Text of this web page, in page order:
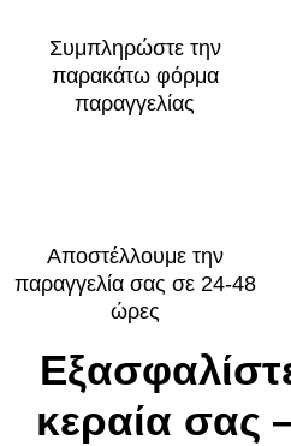
Συμπληρώστε την
παρακάτω φόρμα
παραγγελίας
Αποστέλλουμε την
παραγγελία σας σε 24-48
ώρες
κεραία σας